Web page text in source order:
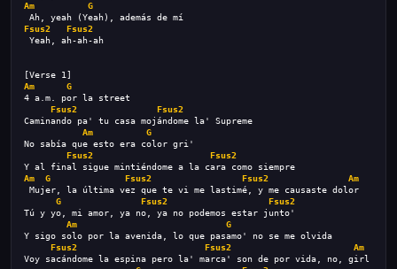
Am
G
Ah, yeah (Yeah), además de mí
Fsus2
Fsus2
Yeah, ah-ah-ah
[Verse 1]
Am
G
4 a.m. por la street
Fsus2
Fsus2
Caminando pa' tu casa mojándome la' Supreme
Am
G
No sabía que esto era color gri'
Fsus2
Fsus2
Y al final sigue mintiéndome a la cara como siempre
Am
G Fsus2 Fsus2
Am
Mujer, la última vez que te vi me lastimé, y me causaste dolor
G
Fsus2
Fsus2
Tú y yo, mi amor, ya no, ya no podemos estar junto'
Am
G
Y sigo solo por la avenida, lo que pasamo' no se me olvida
Fsus2
Fsus2
Am
Voy sacándome la espina pero la' marca' son de por vida, no, girl